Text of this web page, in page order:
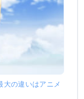
大の違いはアニメ